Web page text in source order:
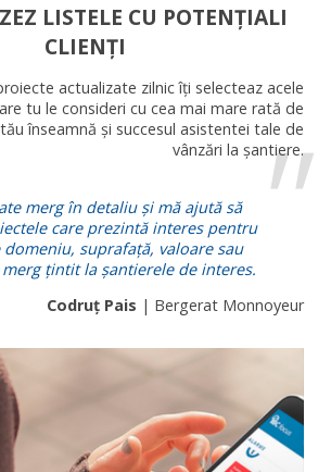
LISTELE CU POTENȚIALI
CLIENȚI
actualizate zilnic îți selecteaz acele
tu le consideri cu cea mai mare rată de
înseamnă și succesul asistentei tale de
vânzări la șantiere.
merg în detaliu și mă ajută să
care prezintă interes pentru
suprafață, valoare sau
țintit la șantierele de interes.
Codruț Pais | Bergerat Monnoyeur